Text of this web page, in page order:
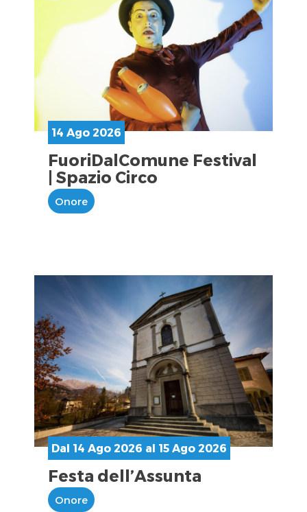
14 Ago 2026
FuoriDalComune Festival
| Spazio Circo
Onore
Dal 14 Ago 2026 al 15 Ago 2026
Festa dell’Assunta
Onore